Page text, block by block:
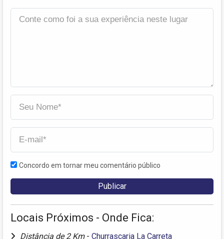
Concordo em tornar meu comentário público
Locais Próximos - Onde Fica:
Distância de 2 Km - Churrascaria La Carreta